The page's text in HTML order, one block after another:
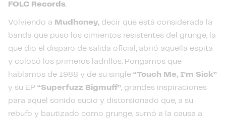
FOLC Records.
Volviendo a Mudhoney, decir que está considerada la
banda que puso los cimientos resistentes del grunge, la
que dio el disparo de salida oficial, abrió aquella espita
y colocó los primeros ladrillos. Pongamos que
hablamos de 1988 y de su single “Touch Me, I'm Sick”
y su EP “Superfuzz Bigmuff”, grandes inspiraciones
para aquel sonido sucio y distorsionado que, a su
rebufo y bautizado como grunge, sumó a la causa a